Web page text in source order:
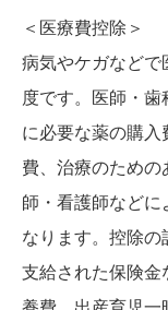
＜医療費控除＞
病気やケガなどで
度です。医師・
に必要な薬の購入
費、治療のための
師・看護師などに
なります。控除の
支給された保険金